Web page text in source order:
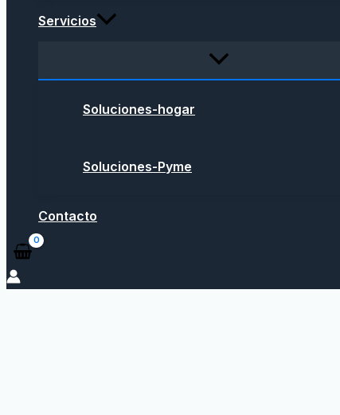
Servicios
Soluciones-hogar
Soluciones-Pyme
Contacto